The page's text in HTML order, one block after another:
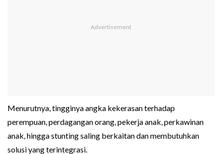
Menurutnya, tingginya angka kekerasan terhadap
perempuan, perdagangan orang, pekerja anak, perkawinan
anak, hingga stunting saling berkaitan dan membutuhkan
solusi yang terintegrasi.